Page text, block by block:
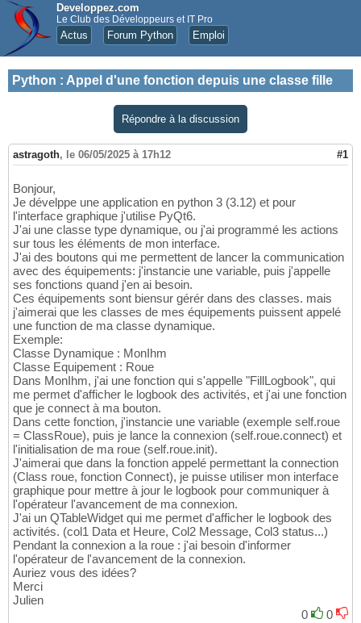
Developpez.com
Le Club des Développeurs et IT Pro
Actus Forum Python Emploi
Python : Appel d'une fonction depuis une classe fille
Répondre à la discussion
astragoth, le 06/05/2025 à 17h12 #1
Bonjour,
Je dévelppe une application en python 3 (3.12) et pour
l'interface graphique j'utilise PyQt6.
J'ai une classe type dynamique, ou j'ai programmé les actions
sur tous les éléments de mon interface.
J'ai des boutons qui me permettent de lancer la communication
avec des équipements: j'instancie une variable, puis j'appelle
ses fonctions quand j'en ai besoin.
Ces équipements sont biensur gérér dans des classes. mais
j'aimerai que les classes de mes équipements puissent appelé
une function de ma classe dynamique.
Exemple:
Classe Dynamique : MonIhm
Classe Equipement : Roue
Dans MonIhm, j'ai une fonction qui s'appelle "FillLogbook", qui
me permet d'afficher le logbook des activités, et j'ai une fonction
que je connect à ma bouton.
Dans cette fonction, j'instancie une variable (exemple self.roue
= ClassRoue), puis je lance la connexion (self.roue.connect) et
l'initialisation de ma roue (self.roue.init).
J'aimerai que dans la fonction appelé permettant la connection
(Class roue, fonction Connect), je puisse utiliser mon interface
graphique pour mettre à jour le logbook pour communiquer à
l'opérateur l'avancement de ma connexion.
J'ai un QTableWidget qui me permet d'afficher le logbook des
activités. (col1 Data et Heure, Col2 Message, Col3 status...)
Pendant la connexion a la roue : j'ai besoin d'informer
l'opérateur de l'avancement de la connexion.
Auriez vous des idées?
Merci
Julien
0
0